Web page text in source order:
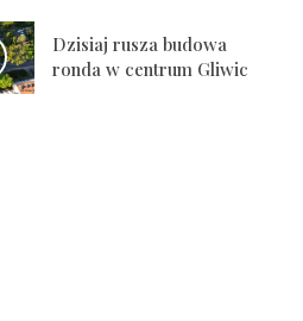
Dzisiaj rusza budowa
ronda w centrum Gliwic